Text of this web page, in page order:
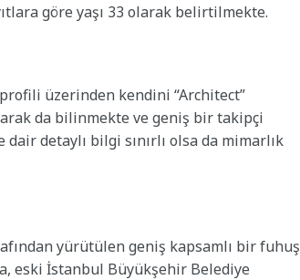
göre yaşı 33 olarak belirtilmekte.
üzerinden kendini “Architect”
da bilinmekte ve geniş bir takipçi
detaylı bilgi sınırlı olsa da mimarlık
yürütülen geniş kapsamlı bir fuhuş
eski İstanbul Büyükşehir Belediye